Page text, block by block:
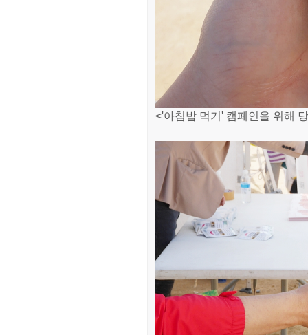
<'아침밥 먹기' 캠페인을 위해